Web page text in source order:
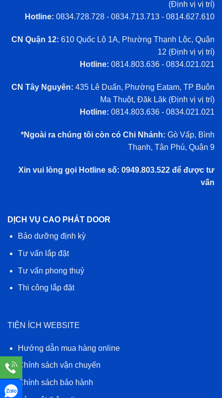
(Định vị vị trí)
Hotline: 0834.728.728 - 0834.713.713 - 0814.627.610
CN Quận 12: 610 Quốc Lộ 1A, Phường Thạnh Lộc, Quận
12 (Định vị vị trí)
Hotline: 0814.803.636 - 0834.021.021
CN Tây Nguyên: 435 Lê Duẩn, Phường Eatam, TP Buôn
Ma Thuột, Đăk Lăk (Định vị vị trí)
Hotline: 0814.803.636 - 0834.021.021
*Ngoài ra chúng tôi còn có Chi Nhánh: Gò Vấp, Bình
Thạnh, Tân Phú, Quận 9
Xin vui lòng gọi Hotline số: 0949.803.522 để được tư
vấn
DỊCH VỤ CAO PHÁT DOOR
Bảo dưỡng định kỳ
Tư vấn lắp đặt
Tư vấn phong thuỷ
Thi công lắp đặt
TIỆN ÍCH WEBSITE
Hướng dẫn mua hàng online
Chính sách vận chuyển
Chính sách bảo hành